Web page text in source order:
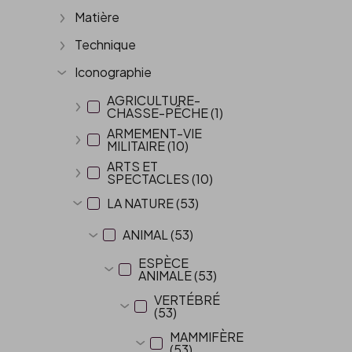
Afficher plus
Matière
Afficher plus
Technique
Afficher plus
Iconographie
Afficher plus
AGRICULTURE-
CHASSE-PÊCHE (1)
Afficher plus
ARMEMENT-VIE
MILITAIRE (10)
Afficher plus
ARTS ET
SPECTACLES (10)
Afficher plus
LA NATURE (53)
Afficher plus
ANIMAL (53)
Afficher plus
ESPÈCE
ANIMALE (53)
Afficher plus
VERTÉBRÉ
(53)
MAMMIFÈRE